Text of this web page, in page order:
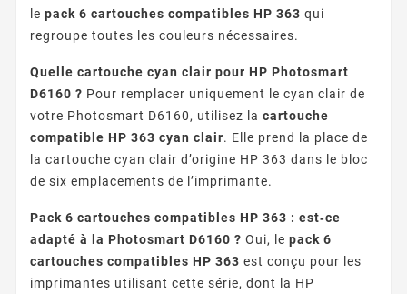
le pack 6 cartouches compatibles HP 363 qui
regroupe toutes les couleurs nécessaires.
Quelle cartouche cyan clair pour HP Photosmart
D6160 ? Pour remplacer uniquement le cyan clair de
votre Photosmart D6160, utilisez la cartouche
compatible HP 363 cyan clair. Elle prend la place de
la cartouche cyan clair d’origine HP 363 dans le bloc
de six emplacements de l’imprimante.
Pack 6 cartouches compatibles HP 363 : est‑ce
adapté à la Photosmart D6160 ? Oui, le pack 6
cartouches compatibles HP 363 est conçu pour les
imprimantes utilisant cette série, dont la HP